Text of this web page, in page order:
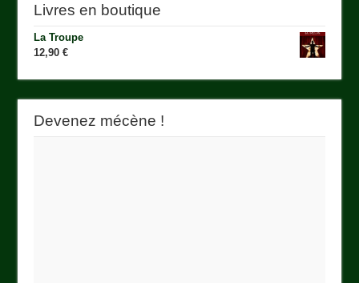
Livres en boutique
La Troupe
12,90€
Devenez mécène !